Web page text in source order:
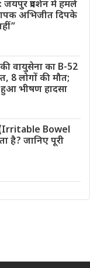
प्रदर्शन में हमले
अभिजीत दिपके
वायुसेना का B-52
8 लोगों की मौत;
भीषण हादसा
(Irritable Bowel
है? जानिए पूरी